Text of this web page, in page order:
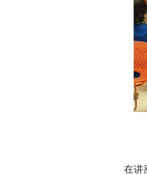
在讲